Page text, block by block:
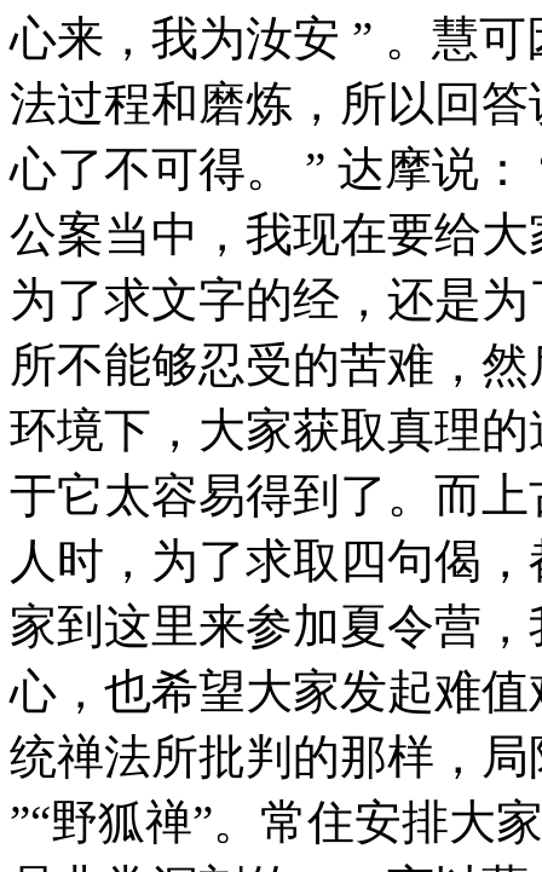
心来，我为汝安 ” 。慧
法过程和磨炼，所以回
心了不可得。 ” 达摩说
公案当中，我现在要给
为了求文字的经，还是
所不能够忍受的苦难，
环境下，大家获取真理
于它太容易得到了。而
人时，为了求取四句偈
家到这里来参加夏令营
心，也希望大家发起难
统禅法所批判的那样，局
”“野狐禅”。常住安排大